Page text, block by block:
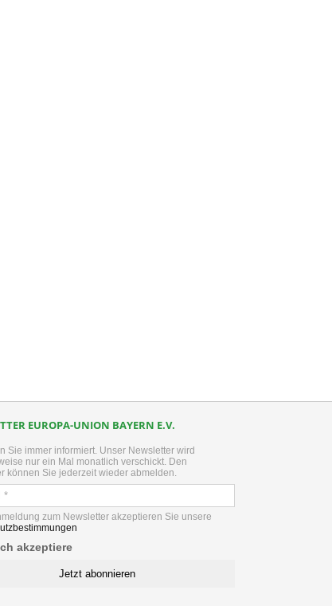
EUROPA-UNION BAYERN E.V.
Sie immer informiert. Unser Newsletter wird
nur ein Mal monatlich verschickt. Den
können Sie jederzeit wieder abmelden.
zum Newsletter akzeptieren Sie unsere
akzeptiere